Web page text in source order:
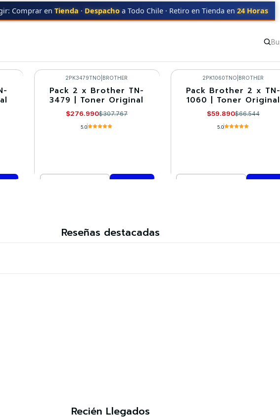
Comprar en Tienda · Despacho a Todo Chile · Retiro en Tienda en 24 Horas
PACK
-10%
2PK3479TNO BROTHER
Pack 2 x Brother TN-
3479 | Toner Original
$276.990$307.767
5.0
-10%
2PK1060TNO BROTHER
Pack Brother 2 x TN-
1060 | Toner Original
$59.890$66.544
5.0
Reseñas destacadas
Recién Llegados